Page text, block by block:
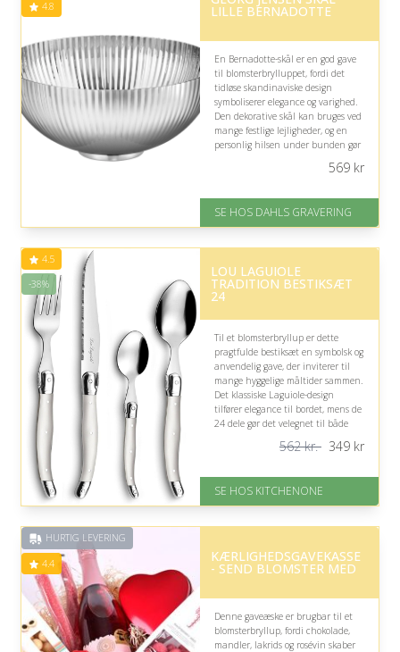
4.8 LILLE BERNADOTTE
En Bernadotte-skål er en god gave
til blomsterbrylluppet, fordi det
tidløse skandinaviske design
symboliserer elegance og varighed.
Den dekorative skål kan bruges ved
mange festlige lejligheder, og en
personlig hilsen under bunden gør
På lager
Levering: 2-3 dage
Fremragende Trustpilot rating
569kr
SE HOS DAHLS GRAVERING
4.5
-38%
LOU LAGUIOLE
TRADITION BESTIKSÆT
24
Til et blomsterbryllup er dette
pragtfulde bestiksæt en symbolsk og
anvendelig gave, der inviterer til
mange hyggelige måltider sammen.
Det klassiske Laguiole-design
tilfører elegance til bordet, mens de
24 dele gør det velegnet til både
Fremragende Trustpilot rating
Nedsat: 38% (Normalpris: 562
562 kr. 349kr
SE HOS KITCHENONE
HURTIG LEVERING
4.4 KÆRLIGHEDSGAVEKASSE
- SEND BLOMSTER MED
Denne gaveæske er brugbar til et
blomsterbryllup, fordi chokolade,
mandler, lakrids og rosévin skaber